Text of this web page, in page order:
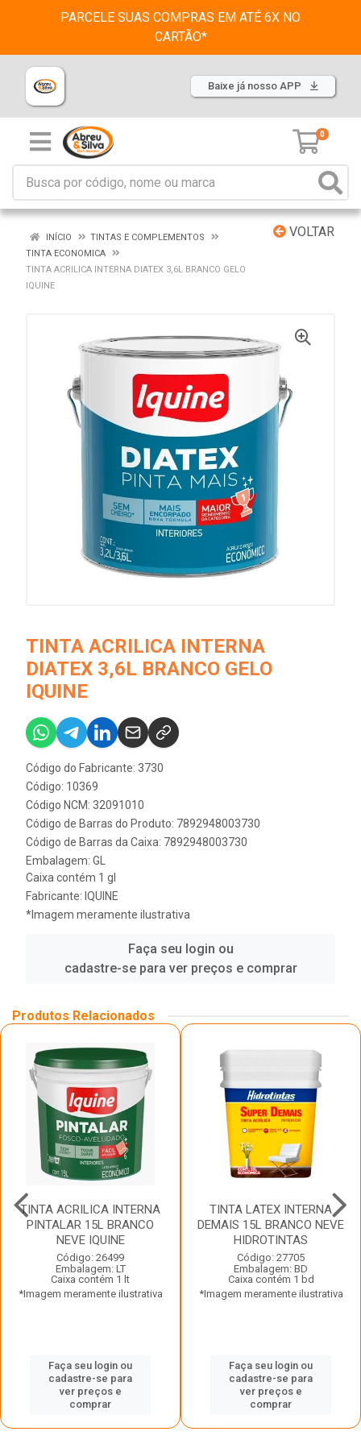
PARCELE SUAS COMPRAS EM ATÉ 6X NO
CARTÃO*
Baixe já nosso APP
0
VOLTAR
INÍCIO
TINTAS E COMPLEMENTOS
TINTA ECONOMICA
TINTA ACRILICA INTERNA DIATEX 3,6L BRANCO GELO
IQUINE
TINTA ACRILICA INTERNA
DIATEX 3,6L BRANCO GELO
IQUINE
Código do Fabricante: 3730
Código: 10369
Código NCM: 32091010
Código de Barras do Produto: 7892948003730
Código de Barras da Caixa: 7892948003730
Embalagem: GL
Caixa contém 1 gl
Fabricante: IQUINE
*Imagem meramente ilustrativa
Faça seu login ou
cadastre-se para ver preços e comprar
Produtos Relacionados
TINTA ACRILICA INTERNA
PINTALAR 15L BRANCO
NEVE IQUINE
Código: 26499
Embalagem: LT
Caixa contém 1 lt
*Imagem meramente ilustrativa
Faça seu login ou
cadastre-se para
ver preços e
comprar
TINTA LATEX INTERNA
DEMAIS 15L BRANCO NEVE
HIDROTINTAS
Código: 27705
Embalagem: BD
Caixa contém 1 bd
*Imagem meramente ilustrativa
Faça seu login ou
cadastre-se para
ver preços e
comprar